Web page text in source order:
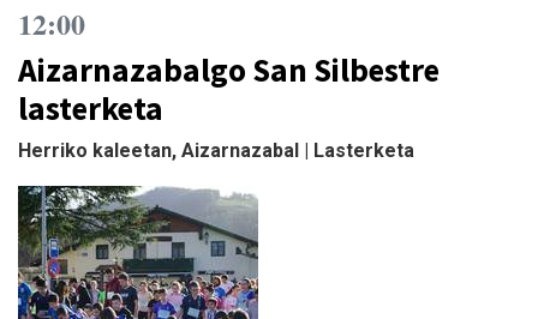
12:00
Aizarnazabalgo San Silbestre
lasterketa
Herriko kaleetan, Aizarnazabal | Lasterketa